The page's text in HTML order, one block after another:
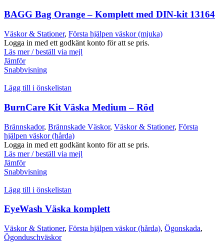
BAGG Bag Orange – Komplett med DIN-kit 13164
Väskor & Stationer, Första hjälpen väskor (mjuka)
Logga in med ett godkänt konto för att se pris.
Läs mer / beställ via mejl
Jämför
Snabbvisning
Lägg till i önskelistan
BurnCare Kit Väska Medium – Röd
Brännskador, Brännskade Väskor, Väskor & Stationer, Första
hjälpen väskor (hårda)
Logga in med ett godkänt konto för att se pris.
Läs mer / beställ via mejl
Jämför
Snabbvisning
Lägg till i önskelistan
EyeWash Väska komplett
Väskor & Stationer, Första hjälpen väskor (hårda), Ögonskada,
Ögonduschväskor